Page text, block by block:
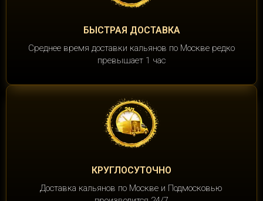
БЫСТРАЯ ДОСТАВКА
Среднее время доставки кальянов по Москве редко
превышает 1 час
КРУГЛОСУТОЧНО
Доставка кальянов по Москве и Подмосковью